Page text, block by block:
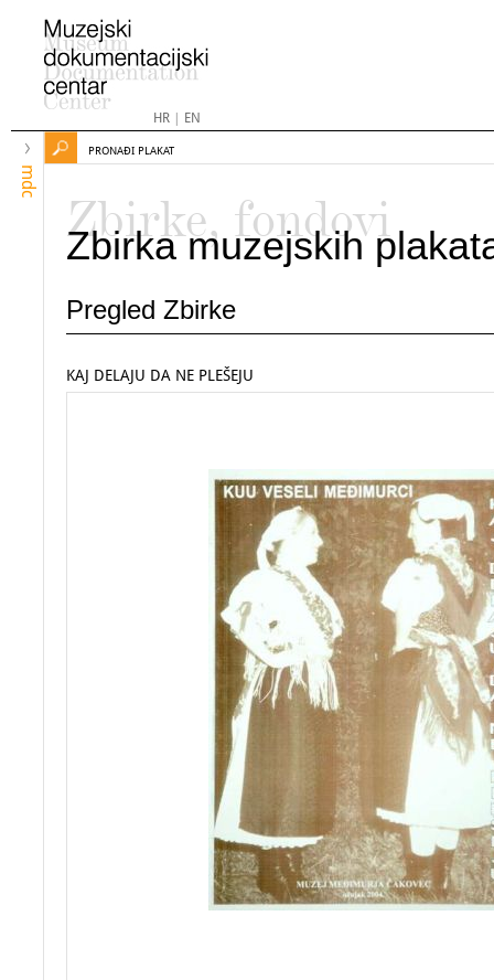
HR| EN
mdc
PRONAĐI PLAKAT
Zbirke, fondovi
Zbirka muzejskih
Pregled Zbirke
KAJ DELAJU DA NE PLEŠEJU